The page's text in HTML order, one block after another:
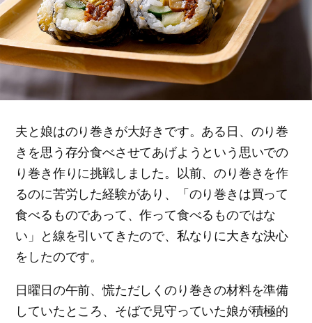
夫と娘はのり巻きが大好きです。ある日、のり巻
きを思う存分食べさせてあげようという思いでの
り巻き作りに挑戦しました。以前、のり巻きを作
るのに苦労した経験があり、「のり巻きは買って
食べるものであって、作って食べるものではな
い」と線を引いてきたので、私なりに大きな決心
をしたのです。
日曜日の午前、慌ただしくのり巻きの材料を準備
していたところ、そばで見守っていた娘が積極的